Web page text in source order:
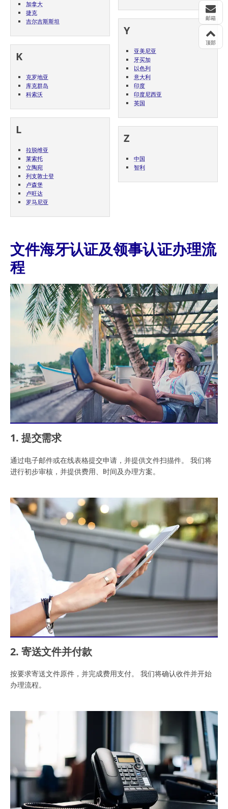
加拿大
捷克
吉尔吉斯斯坦
K
克罗地亚
库克群岛
科索沃
L
拉脱维亚
莱索托
立陶宛
列支敦士登
卢森堡
卢旺达
罗马尼亚
Y
亚美尼亚
牙买加
以色列
意大利
印度
印度尼西亚
英国
Z
中国
智利
文件海牙认证及领事认证办理流
程
1. 提交需求
通过电子邮件或在线表格提交申请，并提供文件扫描件。 我们将
进行初步审核，并提供费用、时间及办理方案。
2. 寄送文件并付款
按要求寄送文件原件，并完成费用支付。 我们将确认收件并开始
办理流程。
邮箱
顶部